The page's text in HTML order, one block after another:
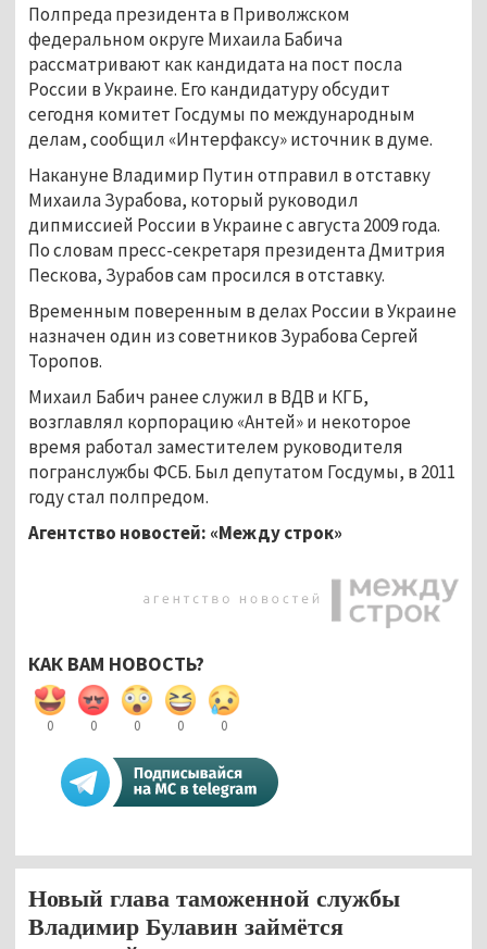
Полпреда президента в Приволжском
федеральном округе Михаила Бабича
рассматривают как кандидата на пост посла
России в Украине. Его кандидатуру обсудит
сегодня комитет Госдумы по международным
делам, сообщил «Интерфаксу» источник в думе.
Накануне Владимир Путин отправил в отставку
Михаила Зурабова, который руководил
дипмиссией России в Украине с августа 2009 года.
По словам пресс-секретаря президента Дмитрия
Пескова, Зурабов сам просился в отставку.
Временным поверенным в делах России в Украине
назначен один из советников Зурабова Сергей
Торопов.
Михаил Бабич ранее служил в ВДВ и КГБ,
возглавлял корпорацию «Антей» и некоторое
время работал заместителем руководителя
погранслужбы ФСБ. Был депутатом Госдумы, в 2011
году стал полпредом.
Агентство новостей: «Между строк»
КАК ВАМ НОВОСТЬ?
0 0 0 0 0
Новый глава таможенной службы
Владимир Булавин займётся